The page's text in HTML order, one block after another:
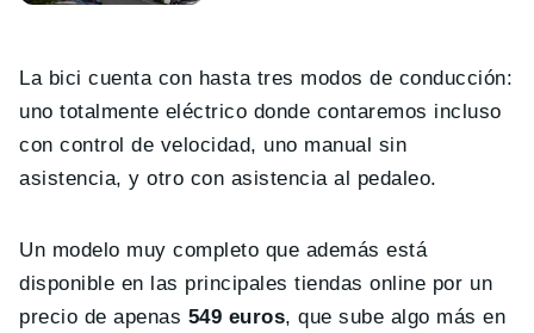
La bici cuenta con hasta tres modos de conducción:
uno totalmente eléctrico donde contaremos incluso
con control de velocidad, uno manual sin
asistencia, y otro con asistencia al pedaleo.
Un modelo muy completo que además está
disponible en las principales tiendas online por un
precio de apenas 549 euros, que sube algo más en